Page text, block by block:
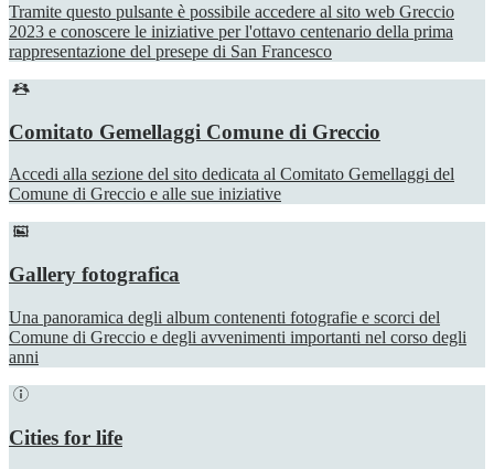
Tramite questo pulsante è possibile accedere al sito web Greccio
2023 e conoscere le iniziative per l'ottavo centenario della prima
rappresentazione del presepe di San Francesco
Comitato Gemellaggi Comune di Greccio
Accedi alla sezione del sito dedicata al Comitato Gemellaggi del
Comune di Greccio e alle sue iniziative
Gallery fotografica
Una panoramica degli album contenenti fotografie e scorci del
Comune di Greccio e degli avvenimenti importanti nel corso degli
anni
Cities for life